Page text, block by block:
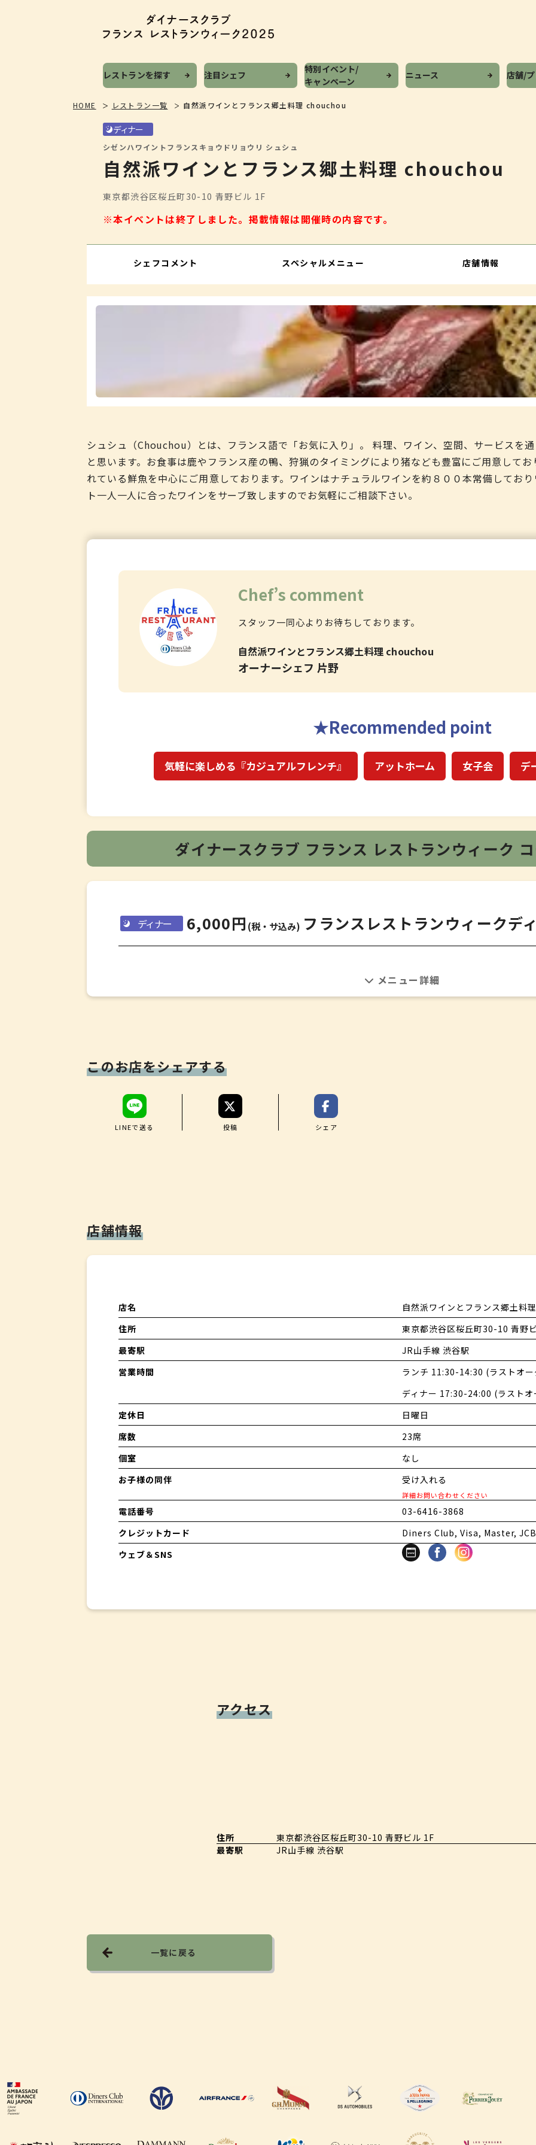
レストランを探す 注目シェフ
特別イベント/
キャンペーン
ニュース 店舗/
HOME レストラン一覧 自然派ワインとフランス郷土料理 chouchou
自然派ワインとフランス郷土料理 chouchou
シゼンハワイントフランスキョウドリョウリ シュシュ
東京都渋谷区桜丘町30-10 青野ビル 1F
※本イベントは終了しました。 掲載情報は開催時の内容です。
ディナー
シェフコメント スペシャルメニュー 店舗情報
シュシュ（Chouchou）とは、フランス語で「お気に入り」。 料理、ワイン、空間、サービスを
と思います。お食事は鹿やフランス産の鴨、狩猟のタイミングにより猪なども豊富にご用意して
れている鮮魚を中心にご用意しております。ワインはナチュラルワインを約８００本常備してお
ト一人一人に合ったワインをサーブ致しますのでお気軽にご相談下さい。
Chef’s comment
スタッフ一同心よりお待ちしております。
自然派ワインとフランス郷土料理 chouchou
オーナーシェフ 片野
Recommended point
気軽に楽しめる『カジュアルフレンチ』 アットホーム 女子会 デ
ダイナースクラブ フランス レストランウィーク
ディナー 6,000円 (税・サ込み) フランスレストランウィークデ
アミューズ
・本日の一口スープ
・豚のガレット〜グリビッシュソース〜
メイン
デザート
・クレームブリュレ
このお店をシェアする
LINEで送る 投稿 シェア
店舗情報
店名
自然派ワインとフランス郷土料
住所
東京都渋谷区桜丘町30-10 青野
最寄駅
JR山手線 渋谷駅
営業時間
ランチ 11:30-14:30 (ラストオ
ディナー 17:30-24:00 (ラストオ
定休日
日曜日
席数
23席
個室
なし
お子様の同伴
受け入れる
詳細お問い合わせください
電話番号
03-6416-3868
クレジットカード
Diners Club, Visa, Master,
ウェブ＆SNS
アクセス
住所
東京都渋谷区桜丘町30-10 青野ビル 1F
最寄駅
JR山手線 渋谷駅
一覧に戻る